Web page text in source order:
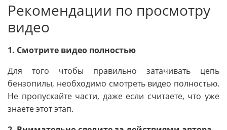
Рекомендации по просмотру
видео
1. Смотрите видео полностью
Для того чтобы правильно затачивать цепь
бензопилы, необходимо смотреть видео полностью.
Не пропускайте части, даже если считаете, что уже
знаете этот этап.